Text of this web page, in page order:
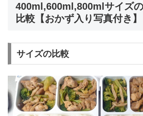
400ml,600ml,800mlサイズ
比較【おかず入り写真付き】
サイズの比較